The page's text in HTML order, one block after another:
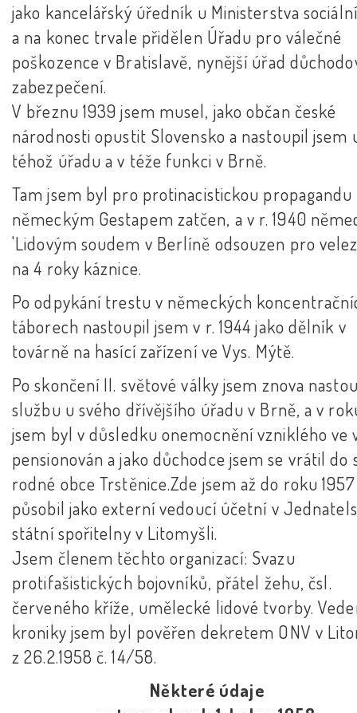
jako kancelářský úředník u Ministerstva
a na konec trvale přidělen Úřadu pro válečné
poškozence v Bratislavě, nynější úřad
zabezpečení.
V březnu 1939 jsem musel, jako občan české
národnosti opustit Slovensko a nastoupil jsem
téhož úřadu a v téže funkci v Brně.
Tam jsem byl pro protinacistickou propagandu
německým Gestapem zatčen, a v r. 1940
'Lidovým soudem v Berlíně odsouzen pro
na 4 roky káznice.
Po odpykání trestu v německých
táborech nastoupil jsem v r. 1944 jako dělník v
továrně na hasící zařízení ve Vys. Mýtě.
Po skončení II. světové války jsem znova
službu u svého dřívějšího úřadu v Brně, a v
jsem byl v důsledku onemocnění vzniklého ve
pensionován a jako důchodce jsem se vrátil do
rodné obce Trstěnice.Zde jsem až do roku 1957
působil jako externí vedoucí účetní v
státní spořitelny v Litomyšli.
Jsem členem těchto organizací: Svazu
protifašistických bojovníků, přátel žehu, čsl.
červeného kříže, umělecké lidové tvorby.
kroniky jsem byl pověřen dekretem ONV v
z 26.2.1958 č. 14/58.
Některé údaje